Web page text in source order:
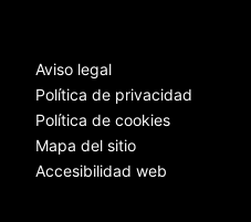
Aviso legal
Política de privacidad
Política de cookies
Mapa del sitio
Accesibilidad web